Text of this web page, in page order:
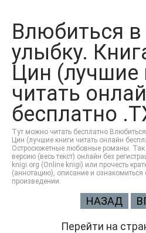
ЗАКЛАДКИ
Влюбиться
улыбку.
Цин (лучшие
читать
бесплатно
Тут можно читать бесплатно
Цин (лучшие книги читать онлайн
Остросюжетные любовные романы.
версию (весь текст) онлайн без
knigi.org (Online knigi) или прочесть
(аннотацию), описание и
произведении.
НАЗАД
Перейти на